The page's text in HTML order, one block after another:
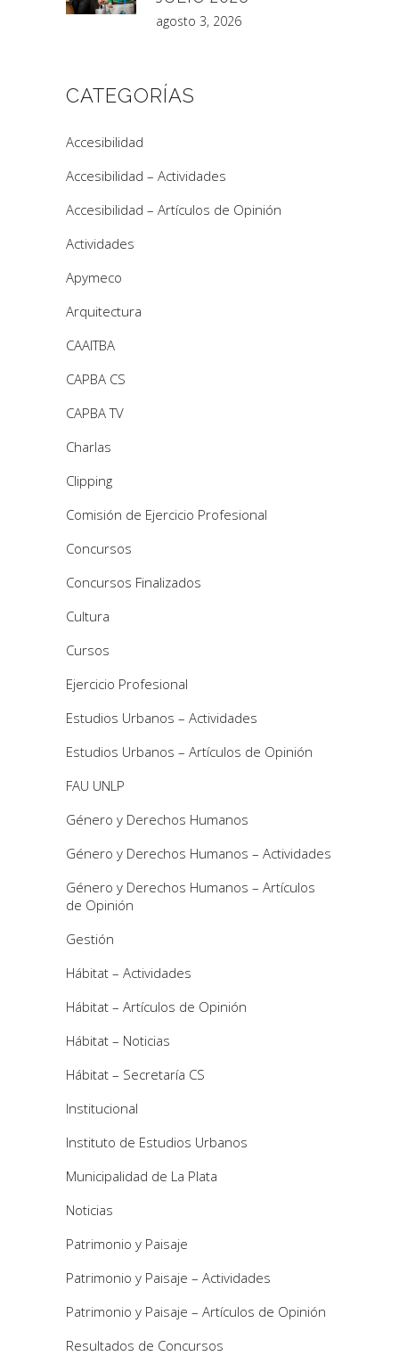
agosto 3, 2026
CATEGORÍAS
Accesibilidad
Accesibilidad – Actividades
Accesibilidad – Artículos de Opinión
Actividades
Apymeco
Arquitectura
CAAITBA
CAPBA CS
CAPBA TV
Charlas
Clipping
Comisión de Ejercicio Profesional
Concursos
Concursos Finalizados
Cultura
Cursos
Ejercicio Profesional
Estudios Urbanos – Actividades
Estudios Urbanos – Artículos de Opinión
FAU UNLP
Género y Derechos Humanos
Género y Derechos Humanos – Actividades
Género y Derechos Humanos – Artículos
de Opinión
Gestión
Hábitat – Actividades
Hábitat – Artículos de Opinión
Hábitat – Noticias
Hábitat – Secretaría CS
Institucional
Instituto de Estudios Urbanos
Municipalidad de La Plata
Noticias
Patrimonio y Paisaje
Patrimonio y Paisaje – Actividades
Patrimonio y Paisaje – Artículos de Opinión
Resultados de Concursos